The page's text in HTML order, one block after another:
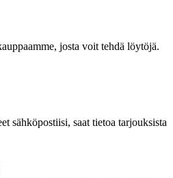
josta voit tehdä löytöjä.
sähköpostiisi, saat tietoa tarjouksista